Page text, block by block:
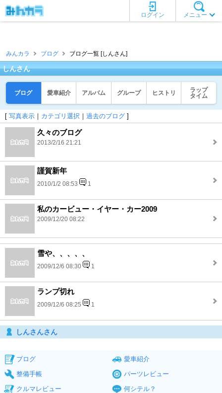
メニュー
ログイン
みんカラ ブログ ブログ一覧 [しんさん]
しんさん
ブログ 愛車紹介 アルバム グループ ヒストリ
ラップ
タイム
[ 写真表示 ｜ カテゴリ選択 ｜ 過去のブログ ]
久々のブログ
2013/2/16 21:21
謹賀新年
2010/1/2 08:53 1
私のカービュー・イヤー・カー2009
2009/12/20 08:22
雪や、、、、、
2009/12/6 08:30 1
ランプ切れ
2009/12/6 08:25 1
しんさんさん
ブログ
愛車紹介
整備手帳
パーツレビュー
クルマレビュー
何シテル？